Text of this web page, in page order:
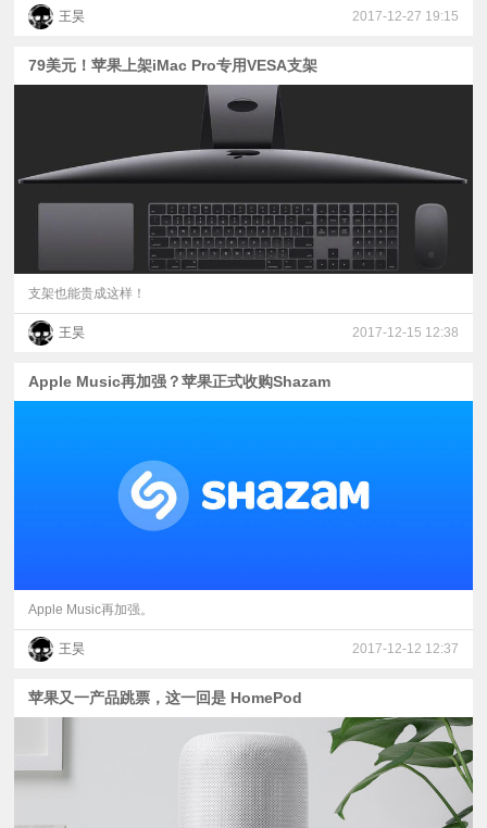
王昊 2017-12-27 19:15
79美元！苹果上架iMac Pro专用VESA支架
支架也能贵成这样！
王昊 2017-12-15 12:38
Apple Music再加强？苹果正式收购Shazam
Apple Music再加强。
王昊 2017-12-12 12:37
苹果又一产品跳票，这一回是 HomePod